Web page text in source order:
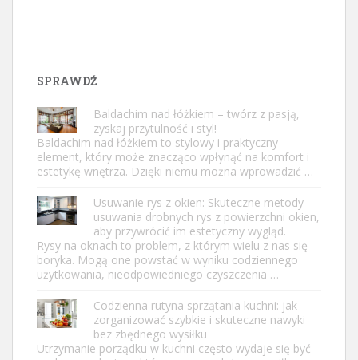
SPRAWDŹ
Baldachim nad łóżkiem – twórz z pasją,
zyskaj przytulność i styl!
Baldachim nad łóżkiem to stylowy i praktyczny
element, który może znacząco wpłynąć na komfort i
estetykę wnętrza. Dzięki niemu można wprowadzić …
Usuwanie rys z okien: Skuteczne metody
usuwania drobnych rys z powierzchni okien,
aby przywrócić im estetyczny wygląd.
Rysy na oknach to problem, z którym wielu z nas się
boryka. Mogą one powstać w wyniku codziennego
użytkowania, nieodpowiedniego czyszczenia …
Codzienna rutyna sprzątania kuchni: jak
zorganizować szybkie i skuteczne nawyki
bez zbędnego wysiłku
Utrzymanie porządku w kuchni często wydaje się być